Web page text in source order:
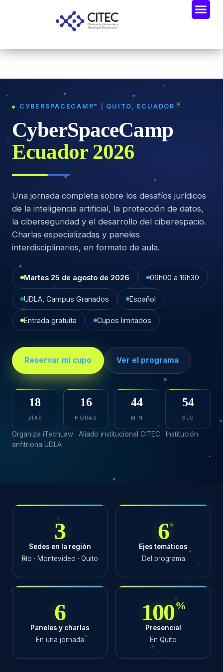
CYBERSPACECAMP™ QUITO, ECUADOR
CyberSpaceCamp
Ecuador 2026
Una jornada completa sobre los desafíos jurídicos
de la inteligencia artificial, la protección de datos,
la ciberseguridad y el desarrollo del ciberespacio.
Charlas especializadas y paneles
interdisciplinarios, en formato de aula.
Martes 25 de agosto de 2026 09h00 a 16h30
UDLA, Campus Granados Español
Entrada gratuita Cupos limitados
Reservar mi cupo Ver el programa
18
DÍAS
16
HORAS
44
MIN
52
SEG
Organiza iTechLaw · Aliado institucional CITEC · Institución
anfitriona UDLA
3
Sedes en la región
Río · Montevideo · Quito
6
Ejes temáticos
Del programa
6
Paneles y charlas
En una jornada
100%
Presencial
En Quito